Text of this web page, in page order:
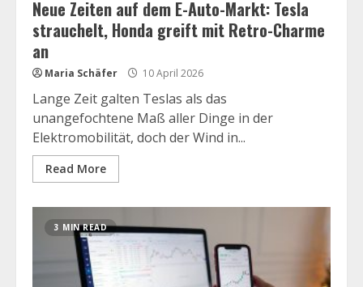
Neue Zeiten auf dem E-Auto-Markt: Tesla
strauchelt, Honda greift mit Retro-Charme
an
Maria Schäfer 10 April 2026
Lange Zeit galten Teslas als das
unangefochtene Maß aller Dinge in der
Elektromobilität, doch der Wind in...
Read More
3 MIN READ